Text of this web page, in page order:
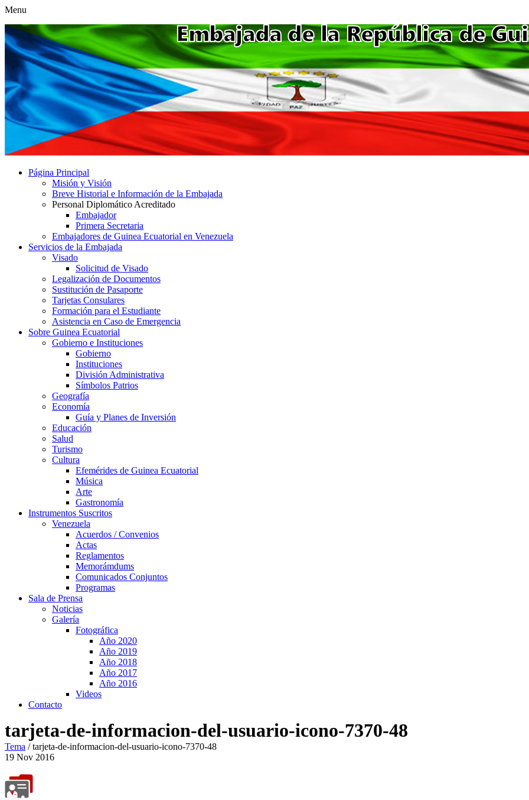
Menu
Página Principal
Misión y Visión
Breve Historial e Información de la Embajada
Personal Diplomático Acreditado
Embajador
Primera Secretaria
Embajadores de Guinea Ecuatorial en Venezuela
Servicios de la Embajada
Visado
Solicitud de Visado
Legalización de Documentos
Sustitución de Pasaporte
Tarjetas Consulares
Formación para el Estudiante
Asistencia en Caso de Emergencia
Sobre Guinea Ecuatorial
Gobierno e Instituciones
Gobierno
Instituciones
División Administrativa
Símbolos Patrios
Geografía
Economía
Guía y Planes de Inversión
Educación
Salud
Turismo
Cultura
Efemérides de Guinea Ecuatorial
Música
Arte
Gastronomía
Instrumentos Suscritos
Venezuela
Acuerdos / Convenios
Actas
Reglamentos
Memorámdums
Comunicados Conjuntos
Programas
Sala de Prensa
Noticias
Galería
Fotográfica
Año 2020
Año 2019
Año 2018
Año 2017
Año 2016
Videos
Contacto
tarjeta-de-informacion-del-usuario-icono-7370-48
Tema /tarjeta-de-informacion-del-usuario-icono-7370-48
19 Nov 2016